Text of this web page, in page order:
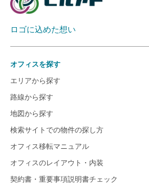
ロゴに込めた想い
オフィスを探す
エリアから探す
路線から探す
地図から探す
検索サイトでの物件の探し方
オフィス移転マニュアル
オフィスのレイアウト・内装
契約書・重要事項説明書チェック